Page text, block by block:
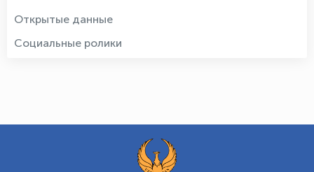
Открытые данные
Социальные ролики